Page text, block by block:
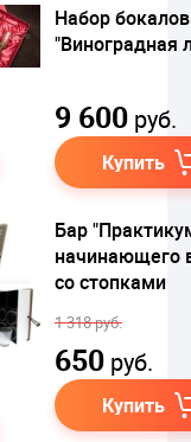
Набор бокалов
"Виноградная
9 600 руб.
Купить
Бар
начинающего
со стопками
1 318 руб.
650 руб.
Купить